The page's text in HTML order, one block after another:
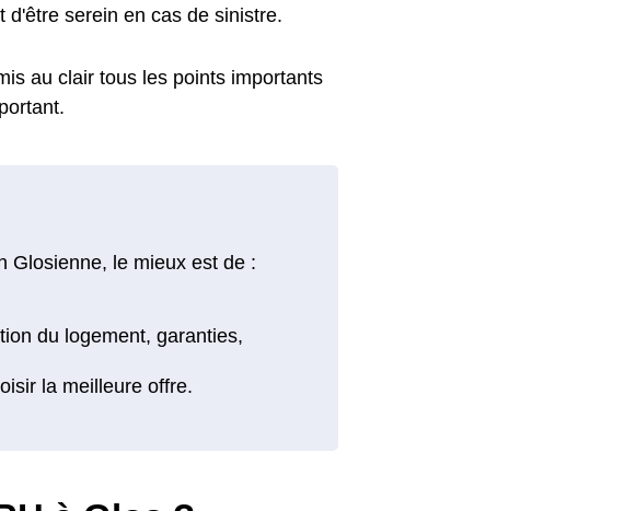
serein en cas de sinistre.
au clair tous les points importants
Glosienne, le mieux est de :